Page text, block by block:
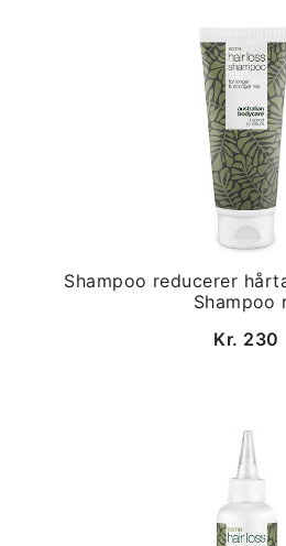
Shampoo reducerer
Shampoo
Kr. 230